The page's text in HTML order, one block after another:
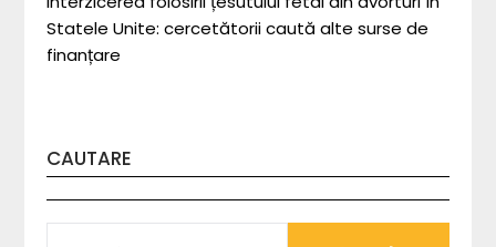
Statele Unite: cercetătorii caută alte surse de
finanțare
CAUTARE